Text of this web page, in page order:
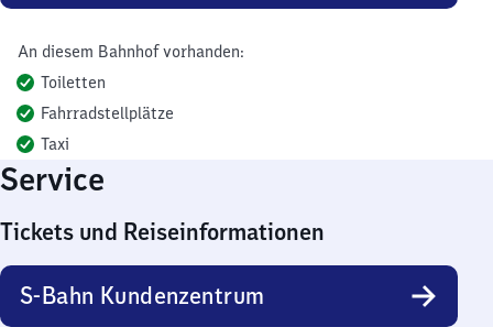
An diesem Bahnhof vorhanden:
Toiletten
Fahrradstellplätze
Taxi
Service
Tickets und Reiseinformationen
S-Bahn Kundenzentrum